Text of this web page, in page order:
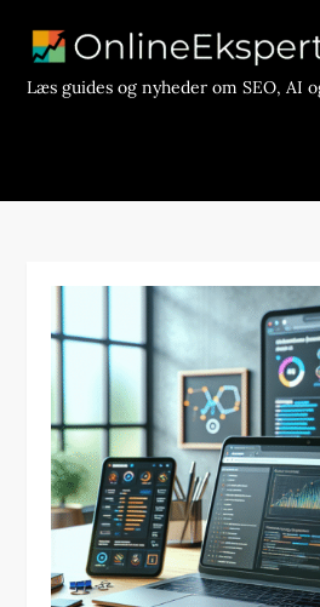
contentLæs guides og nyheder om SEO, AI